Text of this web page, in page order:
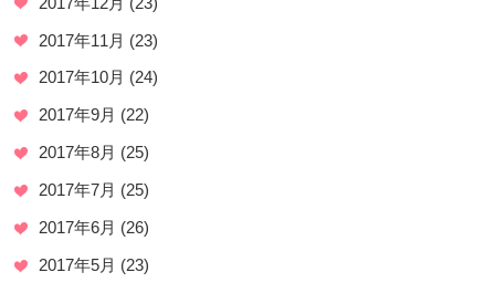
2017年11月 (23)
2017年10月 (24)
2017年9月 (22)
2017年8月 (25)
2017年7月 (25)
2017年6月 (26)
2017年5月 (23)